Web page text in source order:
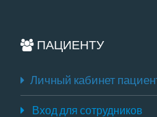
ПАЦИЕНТУ
Личный кабинет
Вход для сотрудников